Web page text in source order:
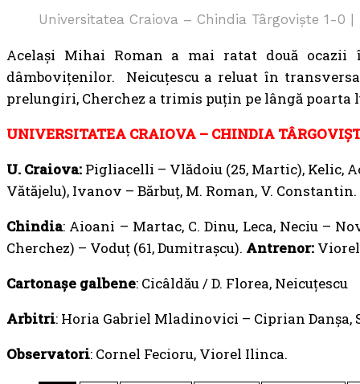
Universitatea Craiova – Chindia Târgoviște 1-0 |
Același Mihai Roman a mai ratat două
dâmbovițenilor. Neicuțescu a reluat în
prelungiri, Cherchez a trimis puțin pe lângă poarta
UNIVERSITATEA CRAIOVA – CHINDIA
U. Craiova: Pigliacelli – Vlădoiu (25, Martic), Kelic,
Vătăjelu), Ivanov – Bărbuț, M. Roman, V. Constantin.
Chindia: Aioani – Martac, C. Dinu, Leca, Neciu –
Cherchez) – Voduț (61, Dumitrașcu). Antrenor:
Cartonaşe galbene: Cicâldău / D. Florea, Neicuțescu
Arbitri: Horia Gabriel Mladinovici – Ciprian Danșa,
Observatori: Cornel Fecioru, Viorel Ilinca.